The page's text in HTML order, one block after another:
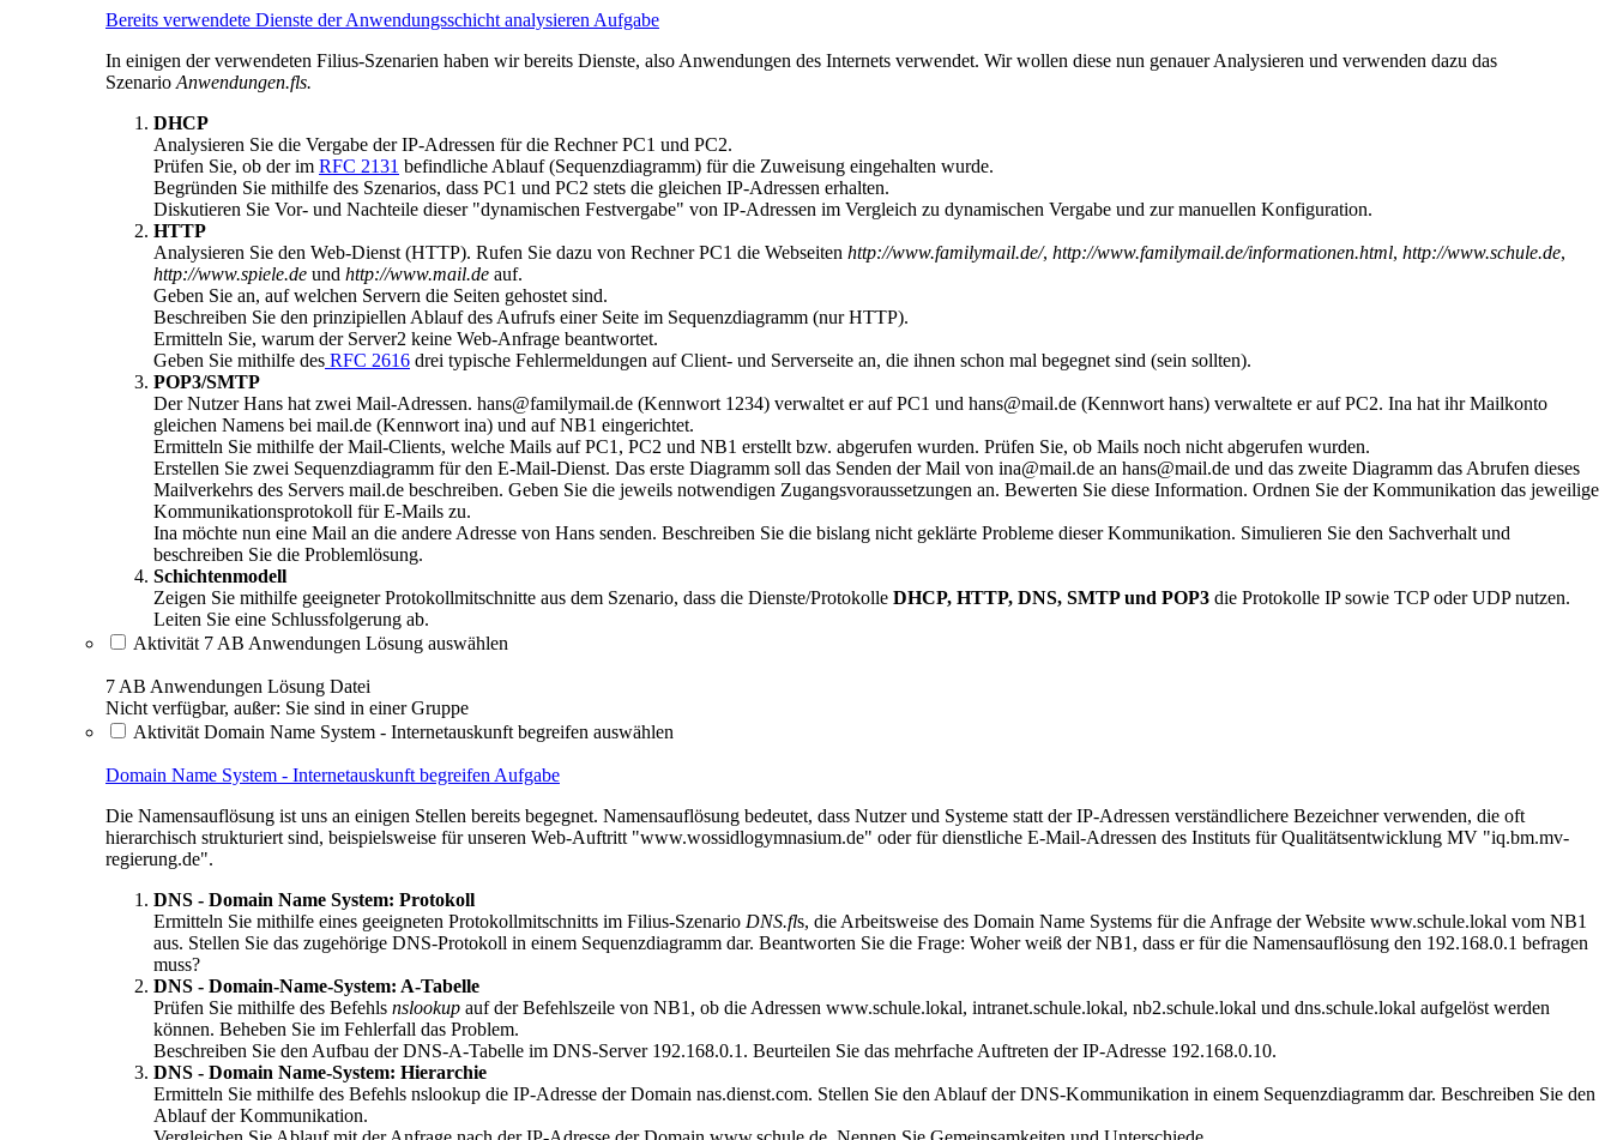
Bereits verwendete Dienste der Anwendungsschicht analysieren Aufgabe
In einigen der verwendeten Filius-Szenarien haben wir bereits Dienste, also Anwendungen des Internets verwendet. Wir wollen diese nun genauer Analysieren und verwenden dazu das
Szenario Anwendungen.fls.
DHCP
Analysieren Sie die Vergabe der IP-Adressen für die Rechner PC1 und PC2.
Prüfen Sie, ob der im RFC 2131 befindliche Ablauf (Sequenzdiagramm) für die Zuweisung eingehalten wurde.
Begründen Sie mithilfe des Szenarios, dass PC1 und PC2 stets die gleichen IP-Adressen erhalten.
Diskutieren Sie Vor- und Nachteile dieser "dynamischen Festvergabe" von IP-Adressen im Vergleich zu dynamischen Vergabe und zur manuellen Konfiguration.
HTTP
Analysieren Sie den Web-Dienst (HTTP). Rufen Sie dazu von Rechner PC1 die Webseiten http://www.familymail.de/, http://www.familymail.de/informationen.html, http://www.schule.de,
http://www.spiele.de und http://www.mail.de auf.
Geben Sie an, auf welchen Servern die Seiten gehostet sind.
Beschreiben Sie den prinzipiellen Ablauf des Aufrufs einer Seite im Sequenzdiagramm (nur HTTP).
Ermitteln Sie, warum der Server2 keine Web-Anfrage beantwortet.
Geben Sie mithilfe des RFC 2616 drei typische Fehlermeldungen auf Client- und Serverseite an, die ihnen schon mal begegnet sind (sein sollten).
POP3/SMTP
Der Nutzer Hans hat zwei Mail-Adressen. hans@familymail.de (Kennwort 1234) verwaltet er auf PC1 und hans@mail.de (Kennwort hans) verwaltete er auf PC2. Ina hat ihr Mailkonto
gleichen Namens bei mail.de (Kennwort ina) und auf NB1 eingerichtet.
Ermitteln Sie mithilfe der Mail-Clients, welche Mails auf PC1, PC2 und NB1 erstellt bzw. abgerufen wurden. Prüfen Sie, ob Mails noch nicht abgerufen wurden.
Erstellen Sie zwei Sequenzdiagramm für den E-Mail-Dienst. Das erste Diagramm soll das Senden der Mail von ina@mail.de an hans@mail.de und das zweite Diagramm das Abrufen dieses
Mailverkehrs des Servers mail.de beschreiben. Geben Sie die jeweils notwendigen Zugangsvoraussetzungen an. Bewerten Sie diese Information. Ordnen Sie der Kommunikation das jeweilige
Kommunikationsprotokoll für E-Mails zu.
Ina möchte nun eine Mail an die andere Adresse von Hans senden. Beschreiben Sie die bislang nicht geklärte Probleme dieser Kommunikation. Simulieren Sie den Sachverhalt und
beschreiben Sie die Problemlösung.
Schichtenmodell
Zeigen Sie mithilfe geeigneter Protokollmitschnitte aus dem Szenario, dass die Dienste/Protokolle DHCP, HTTP, DNS, SMTP und POP3 die Protokolle IP sowie TCP oder UDP nutzen.
Leiten Sie eine Schlussfolgerung ab.
Aktivität 7 AB Anwendungen Lösung auswählen
7 AB Anwendungen Lösung Datei
Nicht verfügbar, außer: Sie sind in einer Gruppe
Aktivität Domain Name System - Internetauskunft begreifen auswählen
Domain Name System - Internetauskunft begreifen Aufgabe
Die Namensauflösung ist uns an einigen Stellen bereits begegnet. Namensauflösung bedeutet, dass Nutzer und Systeme statt der IP-Adressen verständlichere Bezeichner verwenden, die oft
hierarchisch strukturiert sind, beispielsweise für unseren Web-Auftritt "www.wossidlogymnasium.de" oder für dienstliche E-Mail-Adressen des Instituts für Qualitätsentwicklung MV "iq.bm.mv-
regierung.de".
DNS - Domain Name System: Protokoll
Ermitteln Sie mithilfe eines geeigneten Protokollmitschnitts im Filius-Szenario DNS.fls, die Arbeitsweise des Domain Name Systems für die Anfrage der Website www.schule.lokal vom NB1
aus. Stellen Sie das zugehörige DNS-Protokoll in einem Sequenzdiagramm dar. Beantworten Sie die Frage: Woher weiß der NB1, dass er für die Namensauflösung den 192.168.0.1 befragen
muss?
DNS - Domain-Name-System: A-Tabelle
Prüfen Sie mithilfe des Befehls nslookup auf der Befehlszeile von NB1, ob die Adressen www.schule.lokal, intranet.schule.lokal, nb2.schule.lokal und dns.schule.lokal aufgelöst werden
können. Beheben Sie im Fehlerfall das Problem.
Beschreiben Sie den Aufbau der DNS-A-Tabelle im DNS-Server 192.168.0.1. Beurteilen Sie das mehrfache Auftreten der IP-Adresse 192.168.0.10.
DNS - Domain Name-System: Hierarchie
Ermitteln Sie mithilfe des Befehls nslookup die IP-Adresse der Domain nas.dienst.com. Stellen Sie den Ablauf der DNS-Kommunikation in einem Sequenzdiagramm dar. Beschreiben Sie den
Ablauf der Kommunikation.